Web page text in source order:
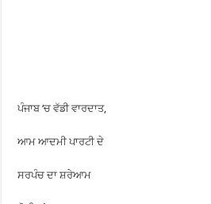
ਪੰਜਾਬ ‘ਚ ਵੱਡੀ ਵਾਰਦਾਤ,
ਆਮ ਆਦਮੀ ਪਾਰਟੀ ਦੇ
ਸਰਪੰਚ ਦਾ ਸ਼ਰੇਆਮ